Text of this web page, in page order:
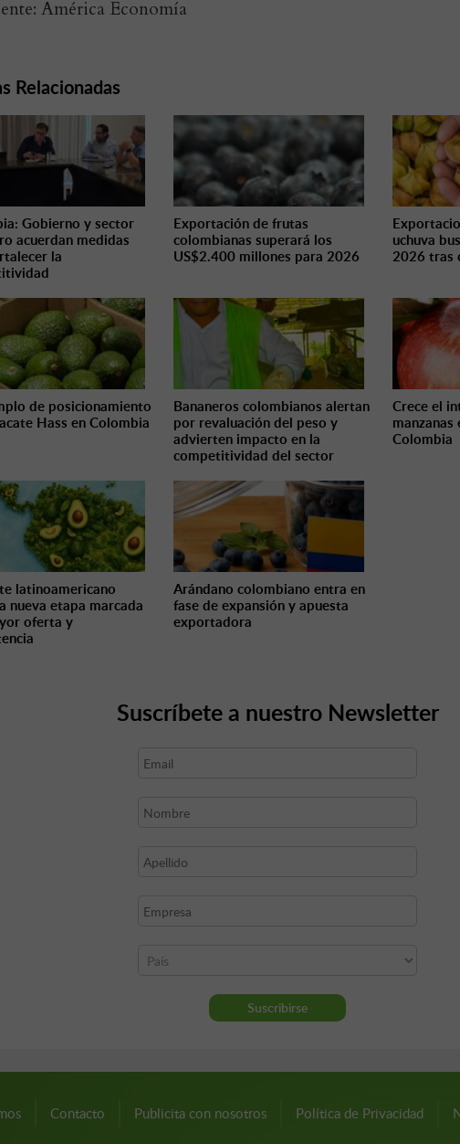
América Economía
Relacionadas
Gobierno y sector
acuerdan medidas
la
Exportación de frutas
colombianas superará los
US$2.400 millones para 2026
uchuva
2026 tras
de posicionamiento
Hass en Colombia
Bananeros colombianos alertan
por revaluación del peso y
advierten impacto en la
competitividad del sector
Crece el
manzanas
Colombia
latinoamericano
nueva etapa marcada
oferta y
Arándano colombiano entra en
fase de expansión y apuesta
exportadora
Suscríbete a nuestro Newsletter
Contacto Publicita con nosotros Política de Privacidad